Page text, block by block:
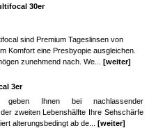
30er
sind Premium Tageslinsen von
Komfort eine Presbyopie ausgleichen.
zunehmend nach. We... [weiter]
3er
geben Ihnen bei nachlassender
zweiten Lebenshälfte Ihre Sehschärfe
alterungsbedingt ab de... [weiter]